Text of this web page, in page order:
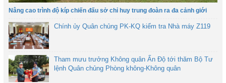
Nâng cao trình độ kíp chiến đấu sở chỉ huy trung đoàn ra đa cảnh giới
Chính ủy Quân chủng PK-KQ kiểm tra Nhà máy Z119
Tham mưu trưởng Không quân Ấn Độ tới thăm Bộ Tư
lệnh Quân chủng Phòng không-Không quân